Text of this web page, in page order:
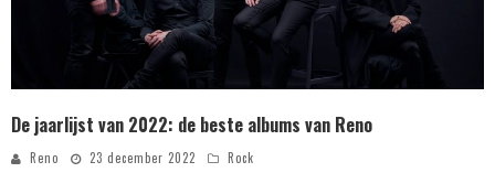
De jaarlijst van 2022: de beste albums van Reno
Reno 23 december 2022 Rock